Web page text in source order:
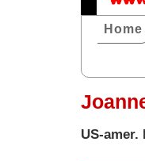
Home
US-